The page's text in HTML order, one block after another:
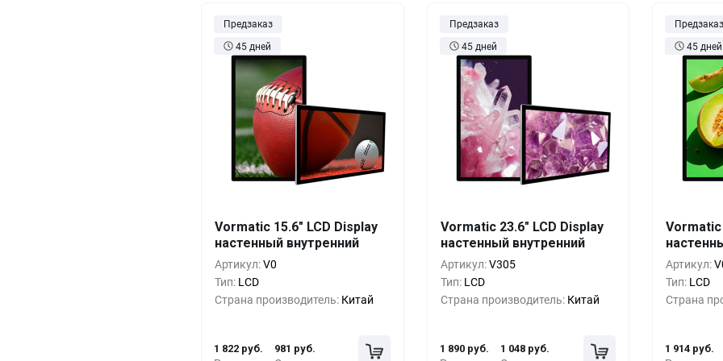
Предзаказ
45 дней
Vormatic 15.6" LCD Display
настенный внутренний
Артикул:V0
Тип: LCD
Страна производитель: Китай
1 822 руб. 981 руб.
1+ 0% 1 822 руб.
10+ -32% 1 221 руб.
Предзаказ
45 дней
Vormatic 23.6" LCD Display
настенный внутренний
Артикул:V305
Тип: LCD
Страна производитель: Китай
1 890 руб. 1 048 руб.
1+ 0% 1 890 руб.
10+ -31% 1 289 руб.
Предзаказ
45 дней
Vormatic
Артикул:
Тип: LCD
Страна
1 914 руб.
1+
5+
10+